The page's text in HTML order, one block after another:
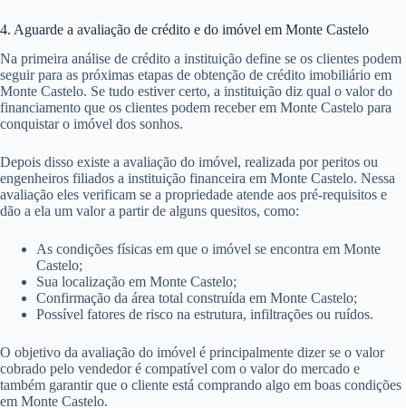
4. Aguarde a avaliação de crédito e do imóvel em Monte Castelo
Na primeira análise de crédito a instituição define se os clientes podem
seguir para as próximas etapas de obtenção de crédito imobiliário em
Monte Castelo. Se tudo estiver certo, a instituição diz qual o valor do
financiamento que os clientes podem receber em Monte Castelo para
conquistar o imóvel dos sonhos.
Depois disso existe a avaliação do imóvel, realizada por peritos ou
engenheiros filiados a instituição financeira em Monte Castelo. Nessa
avaliação eles verificam se a propriedade atende aos pré-requisitos e
dão a ela um valor a partir de alguns quesitos, como:
As condições físicas em que o imóvel se encontra em Monte
Castelo;
Sua localização em Monte Castelo;
Confirmação da área total construída em Monte Castelo;
Possível fatores de risco na estrutura, infiltrações ou ruídos.
O objetivo da avaliação do imóvel é principalmente dizer se o valor
cobrado pelo vendedor é compatível com o valor do mercado e
também garantir que o cliente está comprando algo em boas condições
em Monte Castelo.